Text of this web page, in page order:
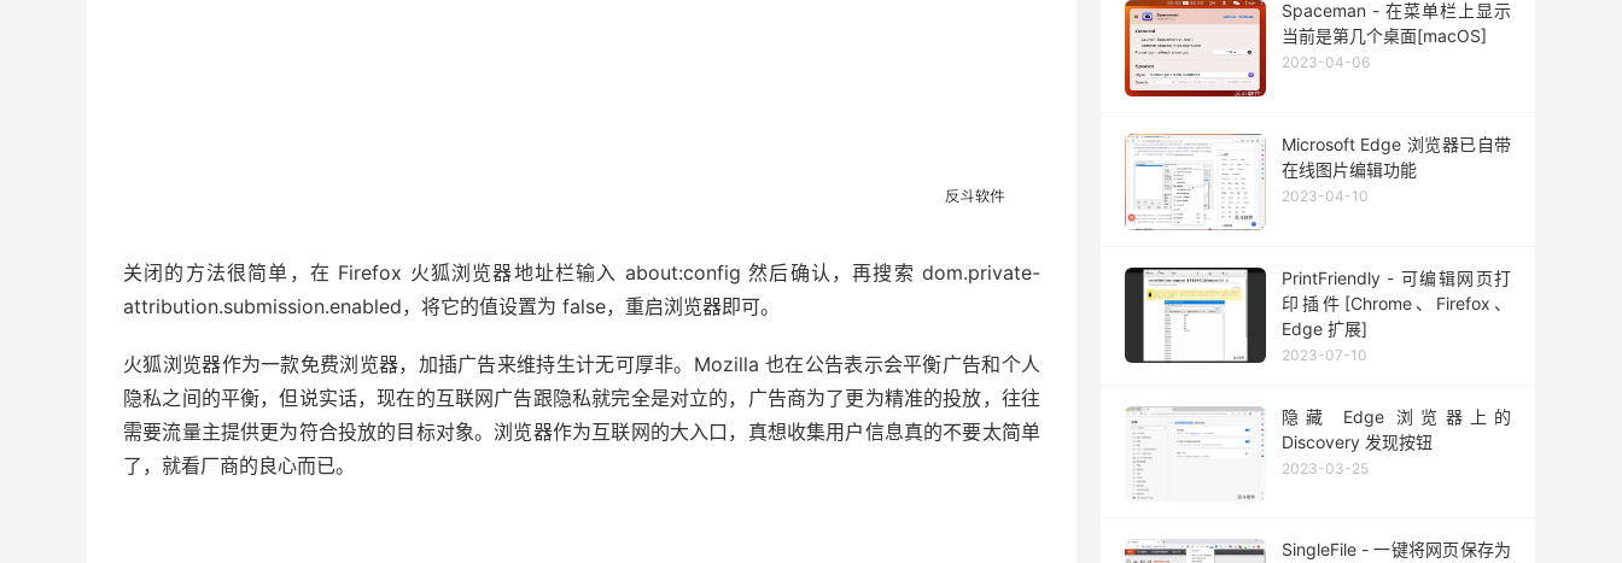
关闭的方法很简单，在 Firefox 火狐浏览器地址栏输入 about:config 然后确认，再搜索 dom.private-
attribution.submission.enabled，将它的值设置为 false，重启浏览器即可。
火狐浏览器作为一款免费浏览器，加插广告来维持生计无可厚非。Mozilla 也在公告表示会平衡广告和个人
隐私之间的平衡，但说实话，现在的互联网广告跟隐私就完全是对立的，广告商为了更为精准的投放，往往
需要流量主提供更为符合投放的目标对象。浏览器作为互联网的大入口，真想收集用户信息真的不要太简单
了，就看厂商的良心而已。
Spaceman - 在菜单栏上显示
当前是第几个桌面[macOS]
2023-04-06
Microsoft Edge 浏览器已自带
在线图片编辑功能
2023-04-10
PrintFriendly - 可编辑网页打
印插件[Chrome、Firefox、
Edge 扩展]
2023-07-10
隐藏 Edge 浏览器上的
Discovery 发现按钮
2023-03-25
SingleFile - 一键将网页保存为